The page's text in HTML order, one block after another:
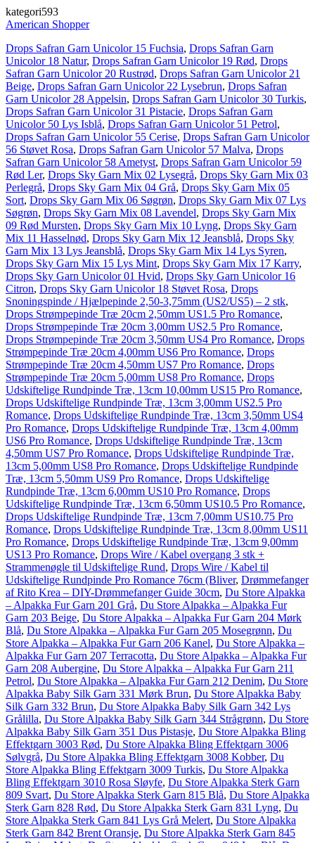
kategori593
American Shopper
Drops Safran Garn Unicolor 15 Fuchsia, Drops Safran Garn
Unicolor 18 Natur, Drops Safran Garn Unicolor 19 Rød, Drops
Safran Garn Unicolor 20 Rustrød, Drops Safran Garn Unicolor 21
Beige, Drops Safran Garn Unicolor 22 Lysebrun, Drops Safran
Garn Unicolor 28 Appelsin, Drops Safran Garn Unicolor 30 Turkis,
Drops Safran Garn Unicolor 31 Pistacie, Drops Safran Garn
Unicolor 50 Lys Isblå, Drops Safran Garn Unicolor 51 Petrol,
Drops Safran Garn Unicolor 55 Cerise, Drops Safran Garn Unicolor
56 Støvet Rosa, Drops Safran Garn Unicolor 57 Malva, Drops
Safran Garn Unicolor 58 Ametyst, Drops Safran Garn Unicolor 59
Rød Ler, Drops Sky Garn Mix 02 Lysegrå, Drops Sky Garn Mix 03
Perlegrå, Drops Sky Garn Mix 04 Grå, Drops Sky Garn Mix 05
Sort, Drops Sky Garn Mix 06 Søgrøn, Drops Sky Garn Mix 07 Lys
Søgrøn, Drops Sky Garn Mix 08 Lavendel, Drops Sky Garn Mix
09 Rød Mursten, Drops Sky Garn Mix 10 Lyng, Drops Sky Garn
Mix 11 Hasselnød, Drops Sky Garn Mix 12 Jeansblå, Drops Sky
Garn Mix 13 Lys Jeansblå, Drops Sky Garn Mix 14 Lys Syren,
Drops Sky Garn Mix 15 Lys Mint, Drops Sky Garn Mix 17 Karry,
Drops Sky Garn Unicolor 01 Hvid, Drops Sky Garn Unicolor 16
Citron, Drops Sky Garn Unicolor 18 Støvet Rosa, Drops
Snoningspinde / Hjælpepinde 2,50-3,75mm (US2/US5) – 2 stk,
Drops Strømpepinde Træ 20cm 2,50mm US1.5 Pro Romance,
Drops Strømpepinde Træ 20cm 3,00mm US2.5 Pro Romance,
Drops Strømpepinde Træ 20cm 3,50mm US4 Pro Romance, Drops
Strømpepinde Træ 20cm 4,00mm US6 Pro Romance, Drops
Strømpepinde Træ 20cm 4,50mm US7 Pro Romance, Drops
Strømpepinde Træ 20cm 5,00mm US8 Pro Romance, Drops
Udskiftelige Rundpinde Træ, 13cm 10,00mm US15 Pro Romance,
Drops Udskiftelige Rundpinde Træ, 13cm 3,00mm US2.5 Pro
Romance, Drops Udskiftelige Rundpinde Træ, 13cm 3,50mm US4
Pro Romance, Drops Udskiftelige Rundpinde Træ, 13cm 4,00mm
US6 Pro Romance, Drops Udskiftelige Rundpinde Træ, 13cm
4,50mm US7 Pro Romance, Drops Udskiftelige Rundpinde Træ,
13cm 5,00mm US8 Pro Romance, Drops Udskiftelige Rundpinde
Træ, 13cm 5,50mm US9 Pro Romance, Drops Udskiftelige
Rundpinde Træ, 13cm 6,00mm US10 Pro Romance, Drops
Udskiftelige Rundpinde Træ, 13cm 6,50mm US10.5 Pro Romance,
Drops Udskiftelige Rundpinde Træ, 13cm 7,00mm US10.75 Pro
Romance, Drops Udskiftelige Rundpinde Træ, 13cm 8,00mm US11
Pro Romance, Drops Udskiftelige Rundpinde Træ, 13cm 9,00mm
US13 Pro Romance, Drops Wire / Kabel overgang 3 stk +
Strammenøgle til Udskiftelige Rund, Drops Wire / Kabel til
Udskiftelige Rundpinde Pro Romance 76cm (Bliver, Drømmefanger
af Rito Krea – DIY-Drømmefanger Guide 30cm, Du Store Alpakka
– Alpakka Fur Garn 201 Grå, Du Store Alpakka – Alpakka Fur
Garn 203 Beige, Du Store Alpakka – Alpakka Fur Garn 204 Mørk
Blå, Du Store Alpakka – Alpakka Fur Garn 205 Mosegrønn, Du
Store Alpakka – Alpakka Fur Garn 206 Kanel, Du Store Alpakka –
Alpakka Fur Garn 207 Terracotta, Du Store Alpakka – Alpakka Fur
Garn 208 Aubergine, Du Store Alpakka – Alpakka Fur Garn 211
Petrol, Du Store Alpakka – Alpakka Fur Garn 212 Denim, Du Store
Alpakka Baby Silk Garn 331 Mørk Brun, Du Store Alpakka Baby
Silk Garn 332 Brun, Du Store Alpakka Baby Silk Garn 342 Lys
Grålilla, Du Store Alpakka Baby Silk Garn 344 Strågrønn, Du Store
Alpakka Baby Silk Garn 351 Dus Pistasje, Du Store Alpakka Bling
Effektgarn 3003 Rød, Du Store Alpakka Bling Effektgarn 3006
Sølvgrå, Du Store Alpakka Bling Effektgarn 3008 Kobber, Du
Store Alpakka Bling Effektgarn 3009 Turkis, Du Store Alpakka
Bling Effektgarn 3010 Rosa Sløyfe, Du Store Alpakka Sterk Garn
809 Svart, Du Store Alpakka Sterk Garn 815 Blå, Du Store Alpakka
Sterk Garn 828 Rød, Du Store Alpakka Sterk Garn 831 Lyng, Du
Store Alpakka Sterk Garn 841 Lys Grå Melert, Du Store Alpakka
Sterk Garn 842 Brent Oransje, Du Store Alpakka Sterk Garn 845